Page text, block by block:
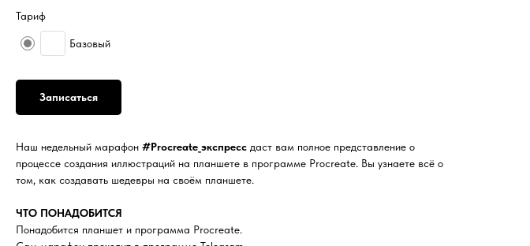
Тариф
Базовый
Записаться
Наш недельный марафон #Procreate_экспресс даст вам полное представление о
процессе создания иллюстраций на планшете в программе Procreate. Вы узнаете всё о
том, как создавать шедевры на своём планшете.
ЧТО ПОНАДОБИТСЯ
Понадобится планшет и программа Procreate.